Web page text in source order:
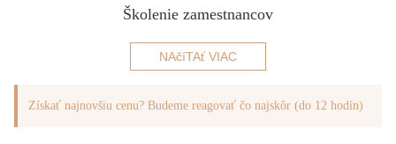
Školenie zamestnancov
NAčíTAť VIAC
Získať najnovšiu cenu? Budeme reagovať čo najskôr (do 12 hodín)